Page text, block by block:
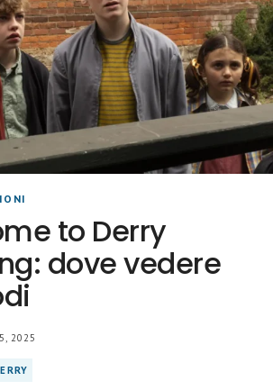
to Derry
dove vedere
2025